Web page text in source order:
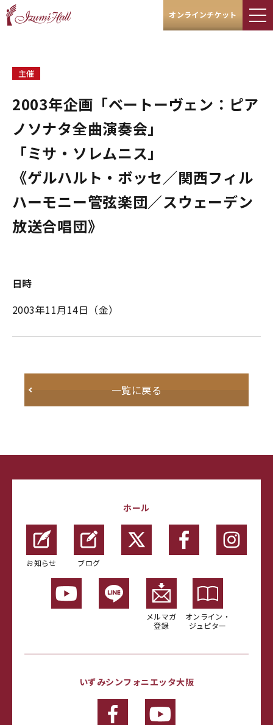
オンラインチケット
主催
2003年企画「ベートーヴェン：ピア
ノソナタ全曲演奏会」
「ミサ・ソレムニス」
《ゲルハルト・ボッセ／関西フィル
ハーモニー管弦楽団／スウェーデン
放送合唱団》
日時
2003年11月14日（金）
一覧に戻る
ホール
お知らせ ブログ
メルマガ
登録
オンライン・
ジュピター
いずみシンフォニエッタ大阪